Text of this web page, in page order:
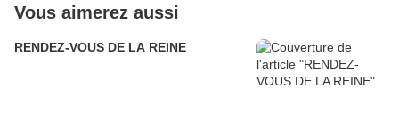
Vous aimerez aussi
RENDEZ-VOUS DE LA REINE